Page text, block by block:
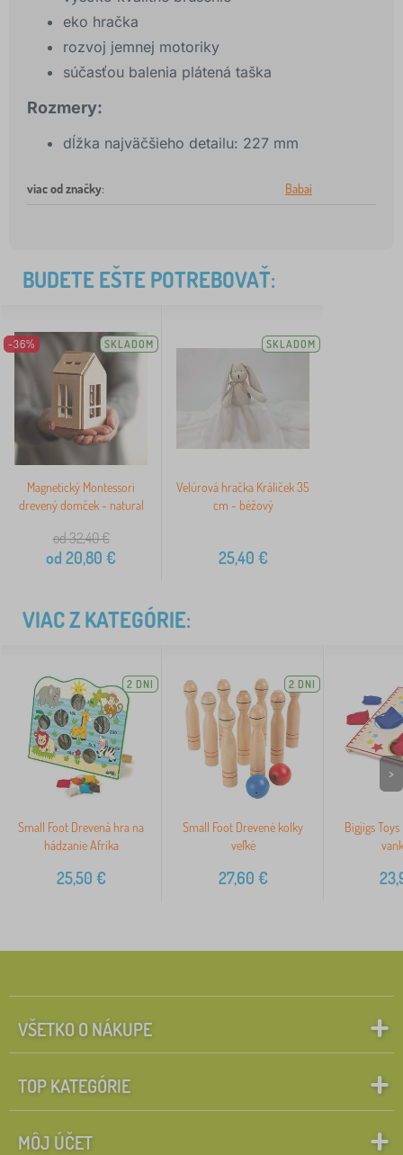
eko hračka
rozvoj jemnej motoriky
súčasťou balenia plátená taška
Rozmery:
dĺžka najväčšieho detailu: 227 mm
viac od značky: Babai
BUDETE EŠTE POTREBOVAŤ:
-36% SKLADOM
Magnetický Montessori
drevený domček - natural
od 32,40€
od 20,80 €
SKLADOM
Velúrová hračka Králiček 35
cm - béžový
25,40 €
VIAC Z KATEGÓRIE:
2 DNI
Small Foot Drevená hra na
hádzanie Afrika
25,50 €
2 DNI
Small Foot Drevené kolky
veľké
27,60 €
Bigjigs
>
VŠETKO O NÁKUPE
TOP KATEGÓRIE
MÔJ ÚČET